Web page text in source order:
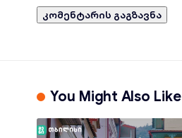
You Might Also Like